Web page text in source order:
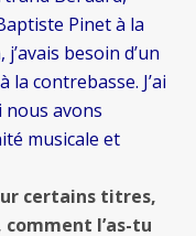
Pinet à la
besoin d’un
contrebasse. J’ai
nous avons
musicale et
certains titres,
l’as-tu